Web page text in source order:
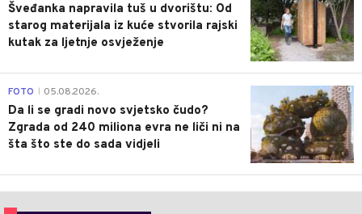
Šveđanka napravila tuš u dvorištu: Od
starog materijala iz kuće stvorila rajski
kutak za ljetnje osvježenje
0
FOTO 05.08.2026.
Da li se gradi novo svjetsko čudo?
Zgrada od 240 miliona evra ne liči ni na
šta što ste do sada vidjeli